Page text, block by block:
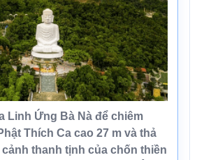
Linh Ứng Bà Nà để chiêm
Thích Ca cao 27 m và thả
thanh tịnh của chốn thiền